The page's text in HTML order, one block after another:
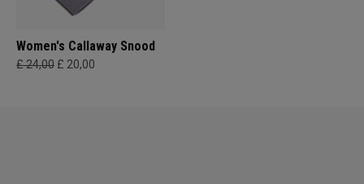
Women's Callaway Snood
£ 24,00 £ 20,00